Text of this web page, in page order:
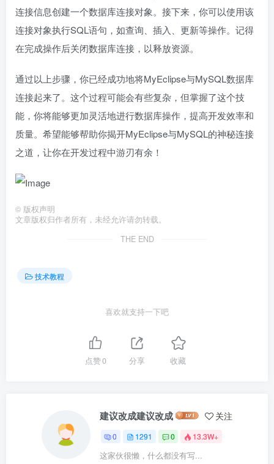
连接信息创建一个数据库连接对象。接下来，你可以使用该
连接对象执行SQL语句，如查询、插入、更新等操作。记得
在完成操作后关闭数据库连接，以释放资源。
通过以上步骤，你已经成功地将MyEclipse与MySQL数据库
连接起来了。这个过程可能会有些复杂，但掌握了这个技
能，你将能够更加灵活地进行数据库操作，提高开发效率和
质量。希望能够帮助你揭开MyEclipse与MySQL的神秘连接
之道，让你在开发过程中游刃有余！
© 版权声明
文章版权归作者所有，未经允许请勿转载。
THE END
技术教程
喜欢就支持一下吧
点赞0 分享 收藏
建议改成建议改成 关注
0 1291 0 13.3W+
这家伙很懒，什么都没有写...